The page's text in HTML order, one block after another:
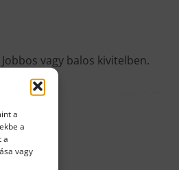
a
a
a
vagy
vagy balos kivitelben.